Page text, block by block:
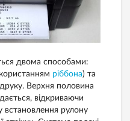
двома способами:
ріббона) та
Верхня половина
відкриваючи
встановлення рулону